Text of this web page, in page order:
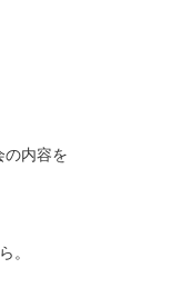
の内容を
。